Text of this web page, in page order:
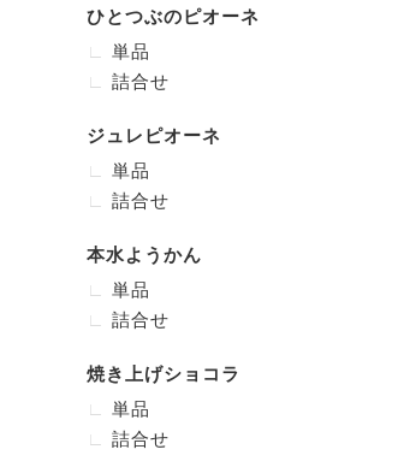
ひとつぶのピオーネ
単品
詰合せ
ジュレピオーネ
単品
詰合せ
本水ようかん
単品
詰合せ
焼き上げショコラ
単品
詰合せ